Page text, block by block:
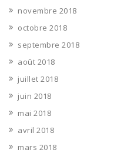
novembre 2018
octobre 2018
septembre 2018
août 2018
juillet 2018
juin 2018
mai 2018
avril 2018
mars 2018